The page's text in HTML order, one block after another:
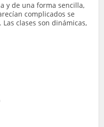
y de una forma sencilla,
complicados se
clases son dinámicas,